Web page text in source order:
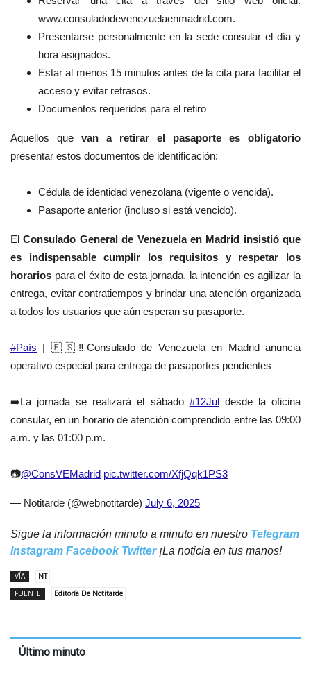
www.consuladodevenezuelaenmadrid.com.
Presentarse personalmente en la sede consular el día y
hora asignados.
Estar al menos 15 minutos antes de la cita para facilitar el
acceso y evitar retrasos.
Documentos requeridos para el retiro
Aquellos que van a retirar el pasaporte es obligatorio
presentar estos documentos de identificación:
Cédula de identidad venezolana (vigente o vencida).
Pasaporte anterior (incluso si está vencido).
ElConsulado General de Venezuela en Madrid insistió que
es indispensable cumplir los requisitos y respetar los
horarios para el éxito de esta jornada, la intención es agilizar la
entrega, evitar contratiempos y brindar una atención organizada
a todos los usuarios que aún esperan su pasaporte.
#País | 🇪🇸‼️Consulado de Venezuela en Madrid anuncia
operativo especial para entrega de pasaportes pendientes
➡️La jornada se realizará el sábado #12Juldesde la oficina
consular, en un horario de atención comprendido entre las 09:00
a.m. y las 01:00 p.m.
📷@ConsVEMadrid pic.twitter.com/XfjQqk1PS3
— Notitarde (@webnotitarde) July 6, 2025
Sigue la información minuto a minuto en nuestro Telegram
Instagram Facebook Twitter¡La noticia en tus manos!
VÍA
NT
FUENTE
Editoría De Notitarde
Último minuto